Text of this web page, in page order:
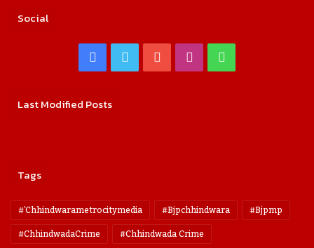
Social
Facebook
Twitter YouTubeInstagram
Last Modified Posts
Tags
#'chhindwarametrocitymedia #bjpchhindwara
#bjpmp
#ChhindwadaCrime
#Chhindwada Crime